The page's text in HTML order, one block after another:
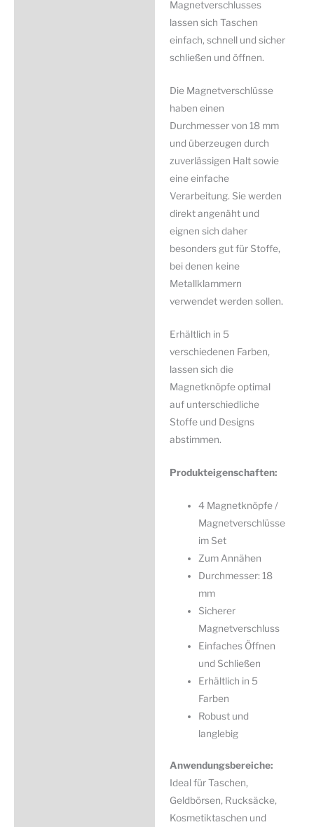
Magnetverschlusses
lassen sich Taschen
einfach, schnell und sicher
schließen und öffnen.
Die Magnetverschlüsse
haben einen
Durchmesser von 18 mm
und überzeugen durch
zuverlässigen Halt sowie
eine einfache
Verarbeitung. Sie werden
direkt angenäht und
eignen sich daher
besonders gut für Stoffe,
bei denen keine
Metallklammern
verwendet werden sollen.
Erhältlich in 5
verschiedenen Farben,
lassen sich die
Magnetknöpfe optimal
auf unterschiedliche
Stoffe und Designs
abstimmen.
Produkteigenschaften:
4 Magnetknöpfe /
Magnetverschlüsse
im Set
Zum Annähen
Durchmesser: 18
mm
Sicherer
Magnetverschluss
Einfaches Öffnen
und Schließen
Erhältlich in 5
Farben
Robust und
langlebig
Anwendungsbereiche:
Ideal für Taschen,
Geldbörsen, Rucksäcke,
Kosmetiktaschen und